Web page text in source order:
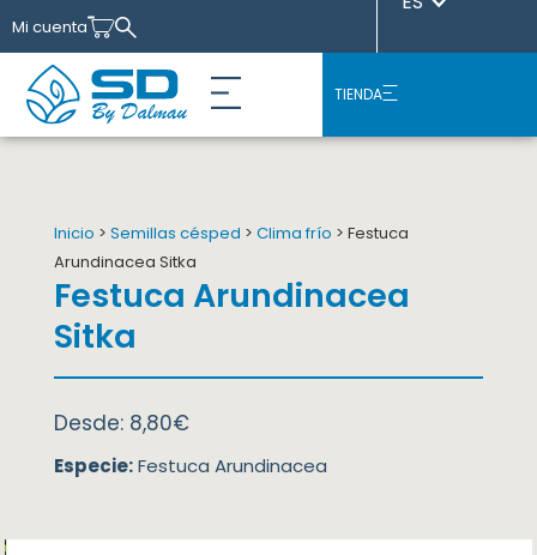
Mi cuenta
TIENDA
Inicio > Semillas césped > Clima frío > Festuca
Arundinacea Sitka
Festuca Arundinacea
Sitka
Desde: 8,80€
Especie:Festuca Arundinacea